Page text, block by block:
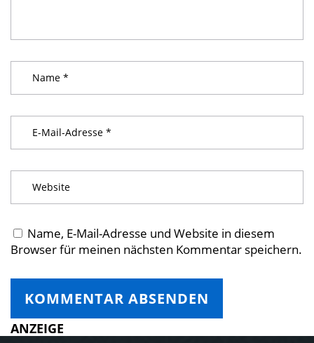
Name, E-Mail-Adresse und Website in diesem
Browser für meinen nächsten Kommentar speichern.
ANZEIGE